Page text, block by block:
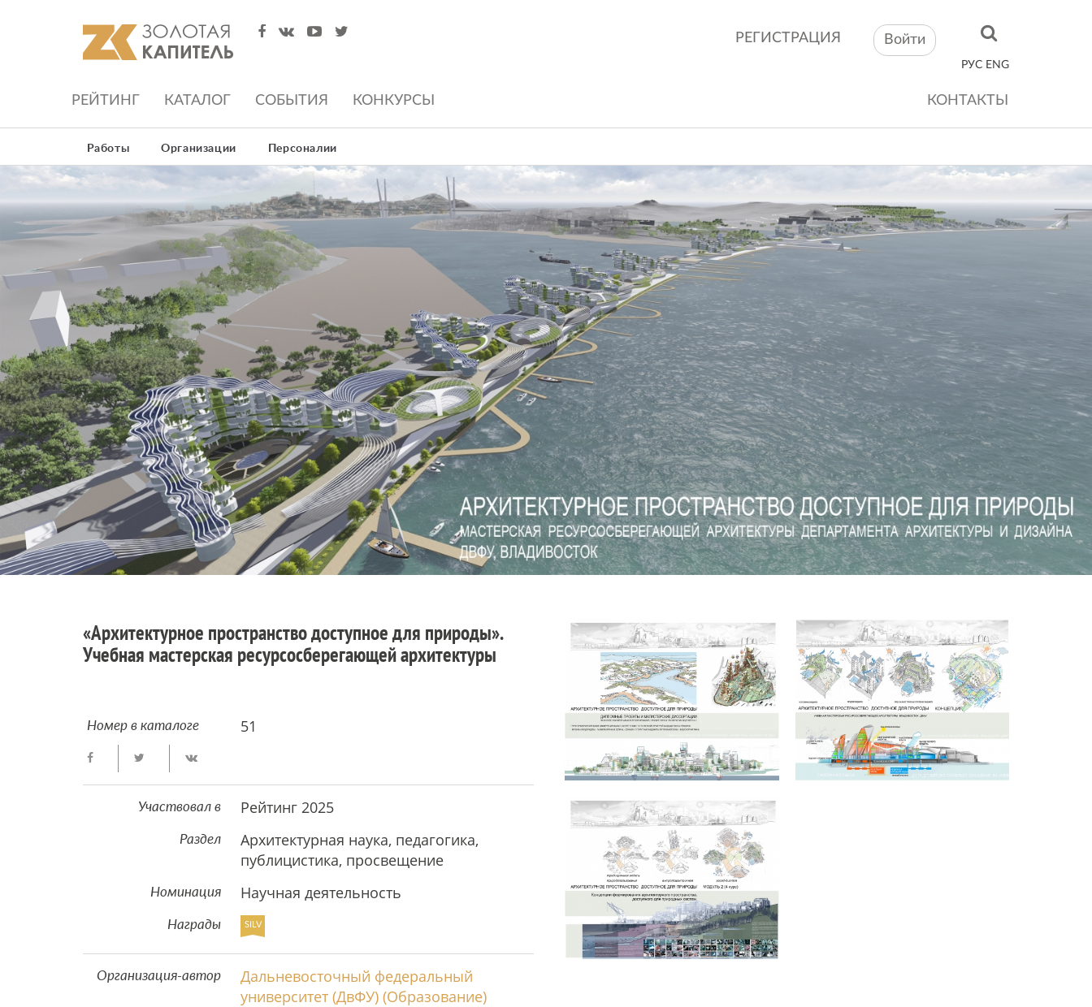
РЕГИСТРАЦИЯ Войти
РУС ENG
РЕЙТИНГ КАТАЛОГ СОБЫТИЯ КОНКУРСЫ КОНТАКТЫ
Работы Организации Персоналии
«Архитектурное пространство доступное для природы».
Учебная мастерская ресурсосберегающей архитектуры
Номер в каталоге 51
Участвовал в Рейтинг 2025
Раздел
Архитектурная наука, педагогика,
публицистика, просвещение
Номинация Научная деятельность
Награды SILV
Организация-автор
Дальневосточный федеральный
университет (ДвФУ) (Образование)